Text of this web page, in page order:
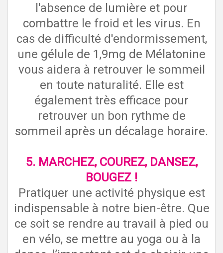
l'absence de lumière et pour
combattre le froid et les virus. En
cas de difficulté d'endormissement,
une gélule de 1,9mg de Mélatonine
vous aidera à retrouver le sommeil
en toute naturalité. Elle est
également très efficace pour
retrouver un bon rythme de
sommeil après un décalage horaire.
5. MARCHEZ, COUREZ, DANSEZ,
BOUGEZ !
Pratiquer une activité physique est
indispensable à notre bien-être. Que
ce soit se rendre au travail à pied ou
en vélo, se mettre au yoga ou à la